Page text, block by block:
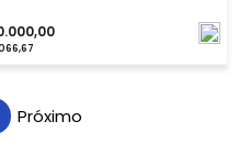
Próximo